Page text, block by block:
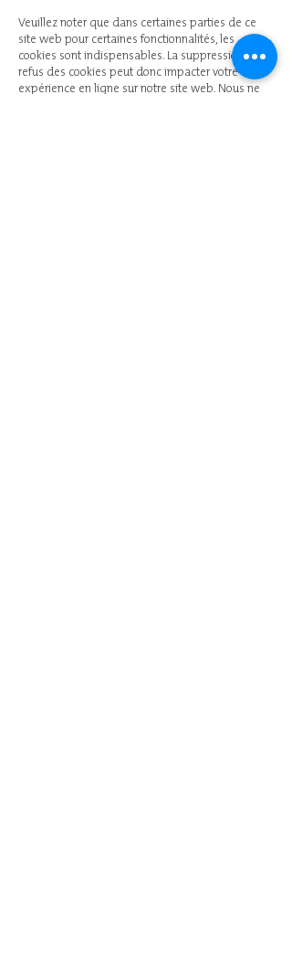
Veuillez noter que dans certaines parties de ce
site web pour certaines fonctionnalités, les
cookies sont indispensables. La suppression ou
refus des cookies peut donc impacter votre
expérience en ligne sur notre site web. Nous ne